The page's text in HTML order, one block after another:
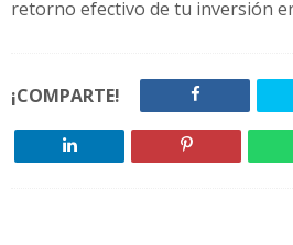
retorno efectivo de tu inversión
¡COMPARTE!